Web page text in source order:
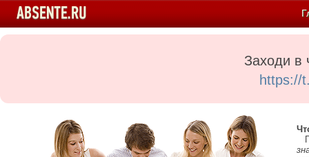
Заходи в
https://